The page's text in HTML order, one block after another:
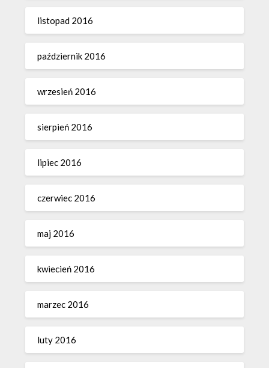
listopad 2016
październik 2016
wrzesień 2016
sierpień 2016
lipiec 2016
czerwiec 2016
maj 2016
kwiecień 2016
marzec 2016
luty 2016